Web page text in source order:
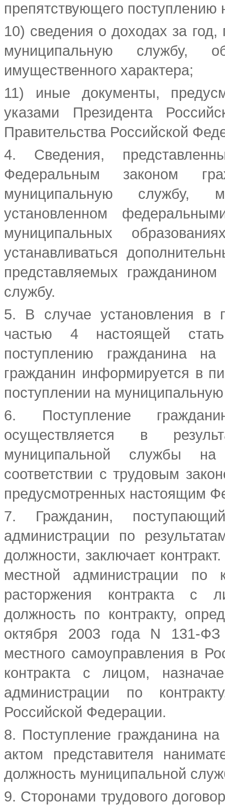
препятствующего
10) сведения о доходах за
муниципальную службу,
имущественного характера;
11) иные документы,
указами Президента
Правительства Российской
4. Сведения,
Федеральным законом
муниципальную службу,
установленном
муниципальных
устанавливаться
представляемых
службу.
5. В случае установления в
частью 4 настоящей
поступлению гражданина
гражданин информируется в
поступлении на
6. Поступление
осуществляется в
муниципальной службы
соответствии с трудовым
предусмотренных настоящим
7. Гражданин,
администрации по
должности, заключает
местной администрации по
расторжения контракта с
должность по контракту,
октября 2003 года N 131-
местного самоуправления в
контракта с лицом,
администрации по
Российской Федерации.
8. Поступление гражданина
актом представителя
должность муниципальной
9. Сторонами трудового